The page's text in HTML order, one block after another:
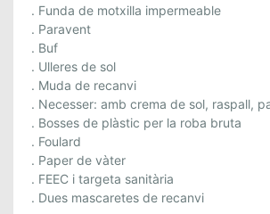
. Funda de motxilla impermeable
. Paravent
. Buf
. Ulleres de sol
. Muda de recanvi
. Necesser: amb crema de sol, raspall,
. Bosses de plàstic per la roba bruta
. Foulard
. Paper de vàter
. FEEC i targeta sanitària
. Dues mascaretes de recanvi